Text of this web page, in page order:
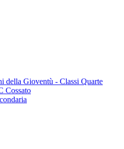
della Gioventù - Classi Quarte
Cossato